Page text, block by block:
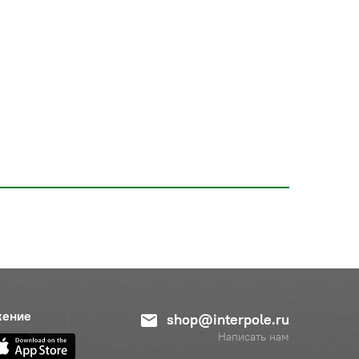
shop@interpole.ru
Написать нам